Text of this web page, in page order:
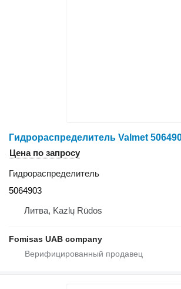
Цена по запросу
Гидрораспределитель
5064903
Литва, Kazlų Rūdos
Fomisas UAB company